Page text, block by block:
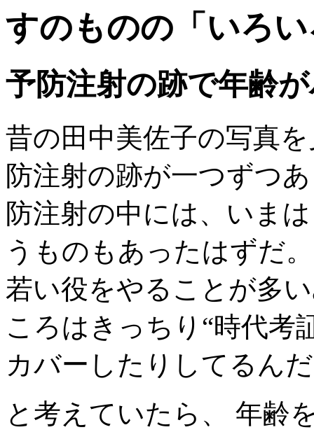
すのものの「いろ
予防注射の跡で年齢
昔の田中美佐子の写真
防注射の跡が一つずつ
防注射の中には、いま
うものもあったはずだ
若い役をやることが多
ころはきっちり“時代考
カバーしたりしてるん
と考えていたら、 年齢